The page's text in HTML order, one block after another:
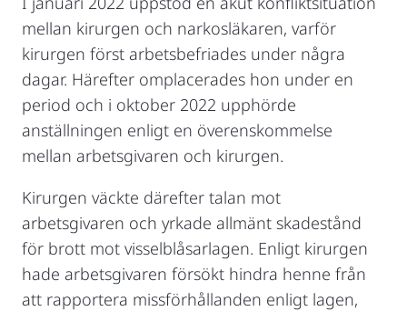
mellan kirurgen och narkosläkaren, varför
kirurgen först arbetsbefriades under några
dagar. Härefter omplacerades hon under en
period och i oktober 2022 upphörde
anställningen enligt en överenskommelse
mellan arbetsgivaren och kirurgen.
Kirurgen väckte därefter talan mot
arbetsgivaren och yrkade allmänt skadestånd
för brott mot visselblåsarlagen. Enligt kirurgen
hade arbetsgivaren försökt hindra henne från
att rapportera missförhållanden enligt lagen,